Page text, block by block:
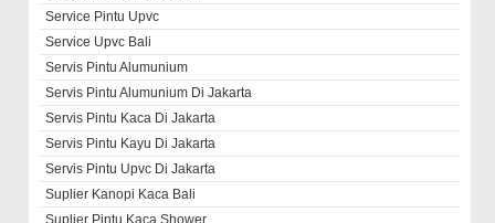
Service Pintu Upvc
Service Upvc Bali
Servis Pintu Alumunium
Servis Pintu Alumunium Di Jakarta
Servis Pintu Kaca Di Jakarta
Servis Pintu Kayu Di Jakarta
Servis Pintu Upvc Di Jakarta
Suplier Kanopi Kaca Bali
Suplier Pintu Kaca Shower